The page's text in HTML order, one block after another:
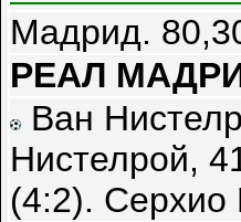
Мадрид.
РЕАЛ
Ван
Нистелрой,
(4:2). Серхио